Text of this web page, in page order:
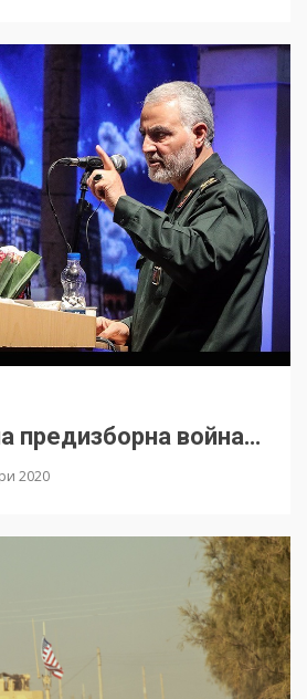
предизборна война…
2020